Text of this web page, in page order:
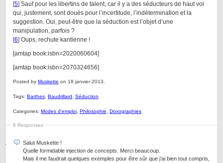
[5] Sauf pour les libertins de talent, car il y a des séducteurs de haut vol
qui, justement, sont doués pour l’incertitude, l’indétermination et la
suggestion. Oui, peut-être que la séduction est l’objet d’une
manipulation, parfois ?
[6] Oups, rechute kantienne !
[amtap book:isbn=2020060604]
[amtap book:isbn=2070324656]
Posted by Muskette on 18 janvier 2013.
Tags: Barthes Baudrillard Séduction
Categories: Modes d'emploi Philosophie Doxographies
6 Responses
Salut Muskette !
Quelle formidable injection de concepts. Merci beaucoup.
Mais il me faudrait quelques exemples pour être sûr que j’ai bien tout compris,